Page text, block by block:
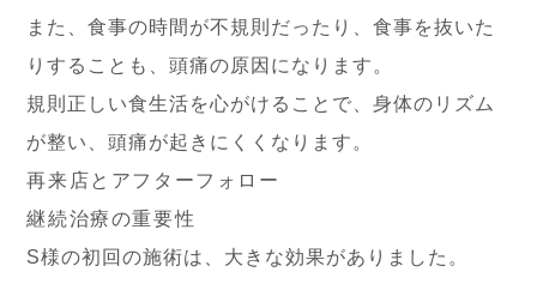
また、食事の時間が不規則だったり、食事を抜いた
りすることも、頭痛の原因になります。
規則正しい食生活を心がけることで、身体のリズム
が整い、頭痛が起きにくくなります。
再来店とアフターフォロー
継続治療の重要性
S様の初回の施術は、大きな効果がありました。